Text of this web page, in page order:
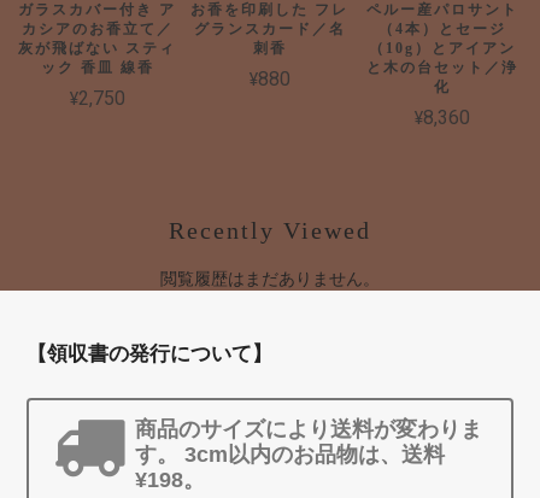
ガラスカバー付き ア
カシアのお香立て／
灰が飛ばない スティ
ック 香皿 線香
¥2,750
お香を印刷した フレ
グランスカード／名
刺香
¥880
ペルー産パロサント
（4本）とセージ
（10g）とアイアン
と木の台セット／浄
化
¥8,360
Recently Viewed
閲覧履歴はまだありません。
【領収書の発行について】
商品のサイズにより送料が変わりま
す。 3cm以内のお品物は、送料
¥198。